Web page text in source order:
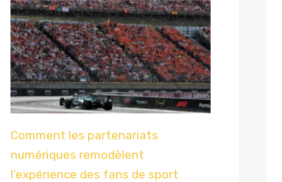
Comment les partenariats
numériques remodèlent
l’expérience des fans de sport